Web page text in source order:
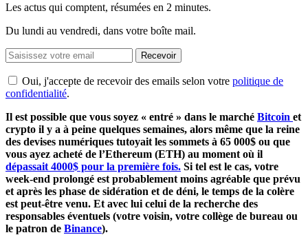
Les actus qui comptent, résumées en 2 minutes.
Du lundi au vendredi, dans votre boîte mail.
Recevoir
Oui, j'accepte de recevoir des emails selon votre politique de
confidentialité.
Il est possible que vous soyez « entré » dans le marché Bitcoin et
crypto il y a à peine quelques semaines, alors même que la reine
des devises numériques tutoyait les sommets à 65 000$ ou que
vous ayez acheté de l’Ethereum (ETH) au moment où il
dépassait 4000$ pour la première fois. Si tel est le cas, votre
week-end prolongé est probablement moins agréable que prévu
et après les phase de sidération et de déni, le temps de la colère
est peut-être venu. Et avec lui celui de la recherche des
responsables éventuels (votre voisin, votre collège de bureau ou
le patron de Binance).